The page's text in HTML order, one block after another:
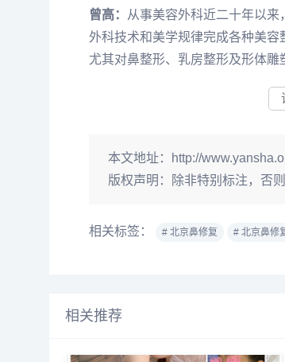
曾高：
从事美容外科近二十年以
外科技术和美学规律完成各种美容
尤其对鼻整形、乳房整形及形体雕
本文地址：
http://
版权声明：
除非特别标注，否
相关标签： # 北京鼻修复 # 北京鼻修
相关推荐